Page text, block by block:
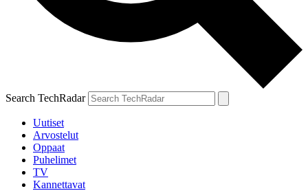
Search TechRadar
Uutiset
Arvostelut
Oppaat
Puhelimet
TV
Kannettavat